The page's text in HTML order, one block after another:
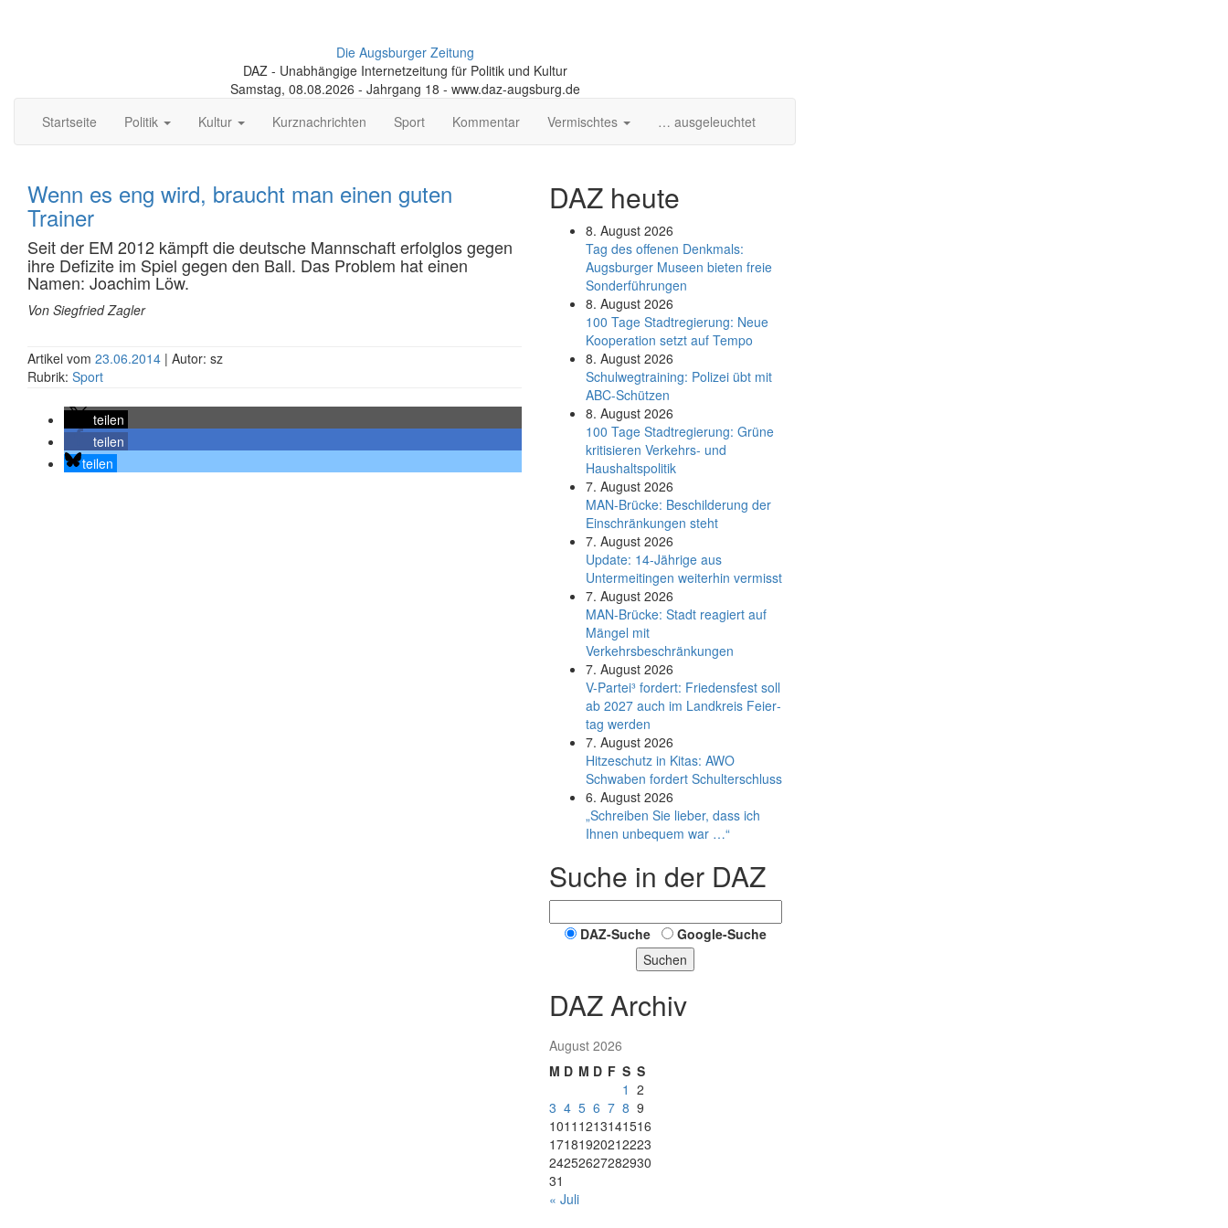
Die Augsburger Zeitung
DAZ - Unabhängige Internetzeitung für Politik und Kultur
Samstag, 08.08.2026 - Jahrgang 18 - www.daz-augsburg.de
Startseite
Politik Kultur Kurznachrichten Sport Kommentar Vermischtes … ausgeleuchtet
Wenn es eng wird, braucht man einen guten
Trainer
Seit der EM 2012 kämpft die deutsche Mannschaft erfolglos gegen
ihre Defizite im Spiel gegen den Ball. Das Problem hat einen
Namen: Joachim Löw.
Von Siegfried Zagler
Artikel vom 23.06.2014 | Autor: sz
Rubrik: Sport
teilen
teilen
teilen
DAZ heute
8. August 2026
Tag des offenen Denkmals:
Augsburger Museen bieten freie
Sonderführungen
8. August 2026
100 Tage Stadtregierung: Neue
Kooperation setzt auf Tempo
8. August 2026
Schul­weg­trai­ning: Poli­zei übt mit
ABC-Schüt­zen
8. August 2026
100 Tage Stadtregierung: Grüne
kritisieren Verkehrs- und
Haushaltspolitik
7. August 2026
MAN-Brücke: Beschilderung der
Einschränkungen steht
7. August 2026
Update: 14-Jährige aus
Untermeitingen weiterhin vermisst
7. August 2026
MAN-Brücke: Stadt reagiert auf
Mängel mit
Verkehrsbeschränkungen
7. August 2026
V-Partei­³ fordert: Friedens­fest soll
ab 2027 auch im Land­kreis Feier­
tag werden
7. August 2026
Hitzeschutz in Kitas: AWO
Schwaben fordert Schulterschluss
6. August 2026
„Schreiben Sie lieber, dass ich
Ihnen unbequem war …“
Suche in der DAZ
DAZ-Suche
Google-Suche
Suchen
DAZ Archiv
August 2026
M D M D F S S
1 2
3 4 5 6 7 8 9
1011 1213141516
17181920212223
24252627282930
31
« Juli